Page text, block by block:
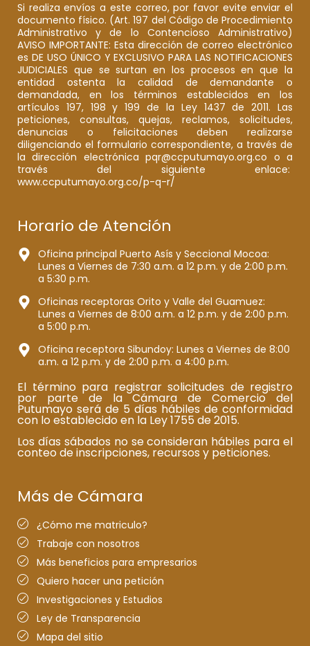
Si realiza envíos a este correo, por favor evite enviar el
documento físico. (Art. 197 del Código de Procedimiento
Administrativo y de lo Contencioso Administrativo)
AVISO IMPORTANTE: Esta dirección de correo electrónico
es DE USO ÚNICO Y EXCLUSIVO PARA LAS NOTIFICACIONES
JUDICIALES que se surtan en los procesos en que la
entidad ostenta la calidad de demandante o
demandada, en los términos establecidos en los
artículos 197, 198 y 199 de la Ley 1437 de 2011. Las
peticiones, consultas, quejas, reclamos, solicitudes,
denuncias o felicitaciones deben realizarse
diligenciando el formulario correspondiente, a través de
la dirección electrónica pqr@ccputumayo.org.co o a
través del siguiente enlace:
www.ccputumayo.org.co/p-q-r/
Horario de Atención
Oficina principal Puerto Asís y Seccional Mocoa:
Lunes a Viernes de 7:30 a.m. a 12 p.m. y de 2:00 p.m.
a 5:30 p.m.
Oficinas receptoras Orito y Valle del Guamuez:
Lunes a Viernes de 8:00 a.m. a 12 p.m. y de 2:00 p.m.
a 5:00 p.m.
Oficina receptora Sibundoy: Lunes a Viernes de 8:00
a.m. a 12 p.m. y de 2:00 p.m. a 4:00 p.m.
El término para registrar solicitudes de registro
por parte de la Cámara de Comercio del
Putumayo será de 5 días hábiles de conformidad
con lo establecido en la Ley 1755 de 2015.
Los días sábados no se consideran hábiles para el
conteo de inscripciones, recursos y peticiones.
Más de Cámara
¿Cómo me matriculo?
Trabaje con nosotros
Más beneficios para empresarios
Quiero hacer una petición
Investigaciones y Estudios
Ley de Transparencia
Mapa del sitio